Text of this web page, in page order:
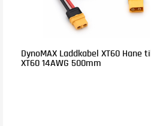
DynoMAX Laddkabel XT60 Hane till
XT60 14AWG 500mm